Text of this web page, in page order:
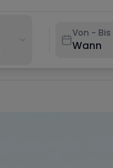
Von - Bis
Wann